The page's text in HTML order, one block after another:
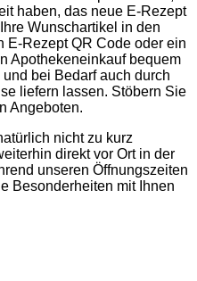
haben, das neue E-Rezept
Wunschartikel in den
E-Rezept QR Code oder ein
Apothekeneinkauf bequem
bei Bedarf auch durch
liefern lassen. Stöbern Sie
Angeboten.
nicht zu kurz
direkt vor Ort in der
unseren Öffnungszeiten
Besonderheiten mit Ihnen